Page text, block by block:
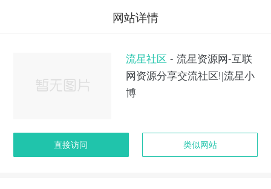
网站详情
流星社区 - 流星资源网-互联
网资源分享交流社区!|流星小
博
直接访问 类似网站